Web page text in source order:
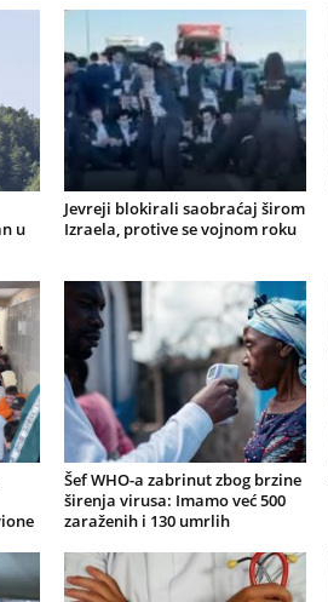
u
Jevreji blokirali saobraćaj širom
Izraela, protive se vojnom roku
Šef WHO-a zabrinut zbog brzine
širenja virusa: Imamo već 500
zaraženih i 130 umrlih